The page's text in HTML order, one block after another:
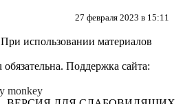
27 февраля 2023 в 15:11
использовании материалов
обязательна. Поддержка сайта:
monkey